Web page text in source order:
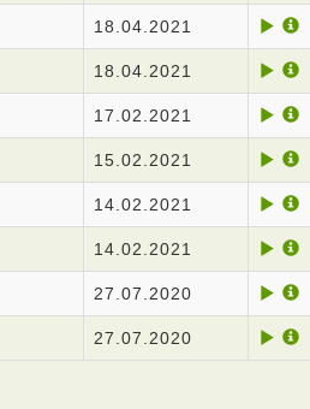
18.04.2021
18.04.2021
17.02.2021
15.02.2021
14.02.2021
14.02.2021
27.07.2020
27.07.2020